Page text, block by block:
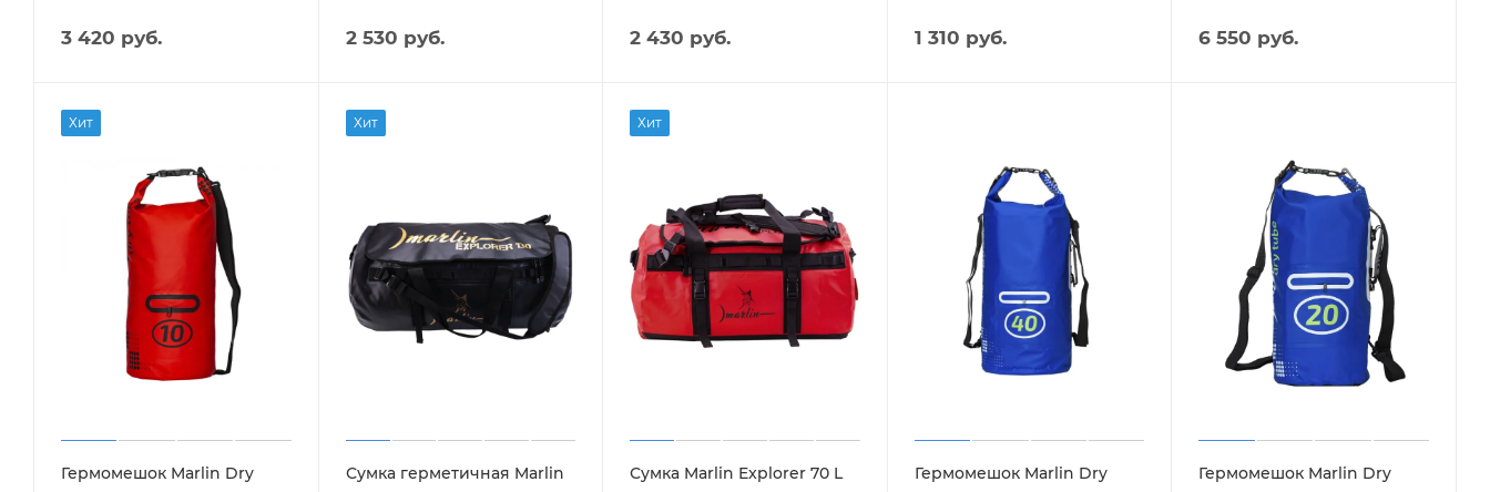
3 420 руб. 2 530 руб. 2 430 руб. 1 310 руб. 6 550 руб.
Хит
Гермомешок Marlin Dry
Хит
Сумка герметичная Marlin
Хит
Сумка Marlin Explorer 70 L
Гермомешок Marlin Dry
Гермомешок Marlin Dry